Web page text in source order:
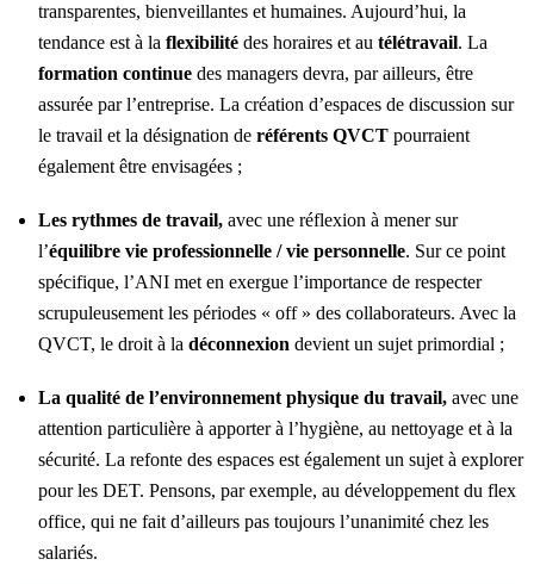
transparentes, bienveillantes et humaines. Aujourd’hui, la
tendance est à la flexibilité des horaires et au télétravail. La
formation continue des managers devra, par ailleurs, être
assurée par l’entreprise. La création d’espaces de discussion sur
le travail et la désignation de référents QVCT pourraient
également être envisagées ;
Les rythmes de travail, avec une réflexion à mener sur
l’équilibre vie professionnelle / vie personnelle. Sur ce point
spécifique, l’ANI met en exergue l’importance de respecter
scrupuleusement les périodes « off » des collaborateurs. Avec la
QVCT, le droit à la déconnexion devient un sujet primordial ;
La qualité de l’environnement physique du travail, avec une
attention particulière à apporter à l’hygiène, au nettoyage et à la
sécurité. La refonte des espaces est également un sujet à explorer
pour les DET. Pensons, par exemple, au développement du flex
office, qui ne fait d’ailleurs pas toujours l’unanimité chez les
salariés.